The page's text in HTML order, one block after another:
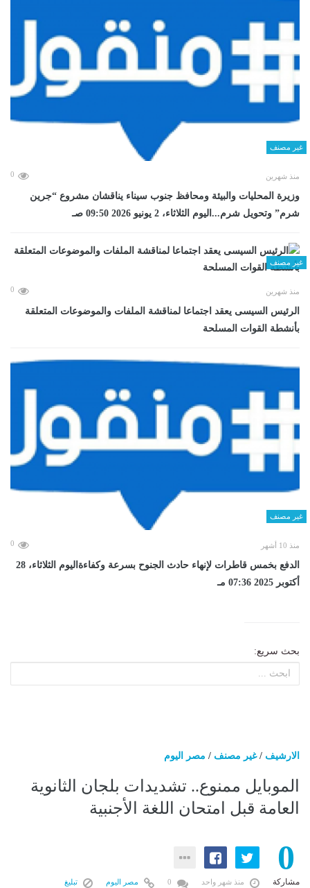
غير مصنف
منذ شهرين 0
وزيرة المحليات والبيئة ومحافظ جنوب سيناء يناقشان مشروع “جرين
شرم” وتحويل شرم...اليوم الثلاثاء، 2 يونيو 2026 09:50 صـ
غير مصنف
منذ شهرين 0
الرئيس السيسى يعقد اجتماعا لمناقشة الملفات والموضوعات المتعلقة
بأنشطة القوات المسلحة
غير مصنف
منذ 10 أشهر 0
الدفع بخمس قاطرات لإنهاء حادث الجنوح بسرعة وكفاءةاليوم الثلاثاء، 28
أكتوبر 2025 07:36 مـ
بحث سريع:
الارشيف /غير مصنف / مصر اليوم
الموبايل ممنوع.. تشديدات بلجان الثانوية
العامة قبل امتحان اللغة الأجنبية
0
مشاركة منذ شهر واحد مصر اليوم تبليغ